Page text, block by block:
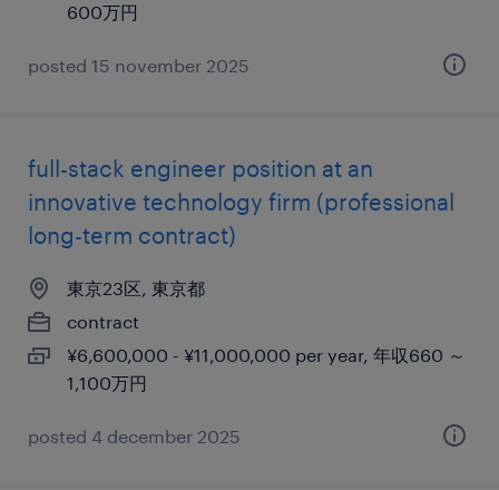
600万円
posted 15 november 2025
full-stack engineer position at an
innovative technology firm (professional
long-term contract)
東京23区, 東京都
contract
¥6,600,000 - ¥11,000,000 per year, 年収660 ～
1,100万円
posted 4 december 2025